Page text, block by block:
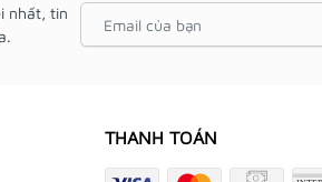
nhất, tin
THANH TOÁN